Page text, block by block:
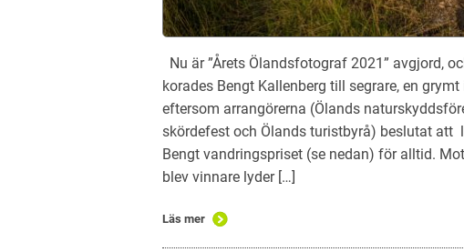
Nu är ”Årets Ölandsfotograf 2021” avgjord,
korades Bengt Kallenberg till segrare, en
eftersom arrangörerna (Ölands
skördefest och Ölands turistbyrå) beslutat att
Bengt vandringspriset (se nedan) för alltid.
blev vinnare lyder […]
Läs mer